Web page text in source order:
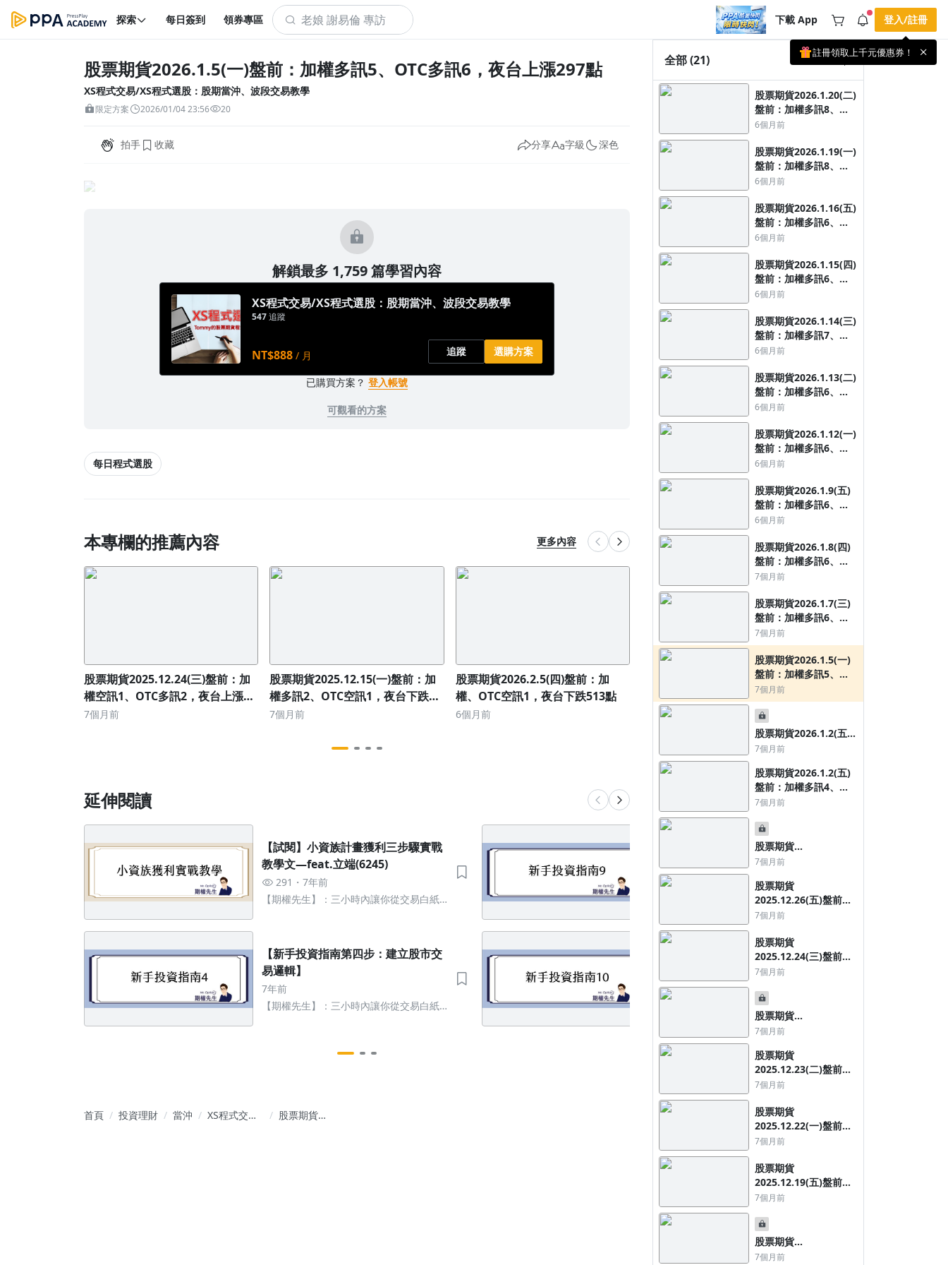
探索 每日簽到 領券專區 下載 App
下載 APP 領取獎勵，隨時吸收新知識
🌞 PPA 避暑津貼．冷氣房升級｜
期間快閃活動
🥵 酷暑限時快閃｜單筆滿 NT$2,500 現
折 NT$300、再贈最高 2% 點數回饋！
🚀 酷暑來襲．偷偷在冷氣房升級 📈
⭐️ 【冷氣房進修 限時開跑】◾單筆滿
NT$2,500 現折 NT$300◾活動期間：即
日起 - 8/13（只有一週）-📣 酷暑季好康
\ 再加碼 /→ 點數回饋無上限🔥購買任一
課程 or 訂閱✅ 消費即享回饋 1% 點數
✅ 滿 $5,000 回饋 2% 點數🎁 此為 PPA
官方帳號 Line@ 專屬活動，加入好友👉
享有「渠道專屬活動」及「個人化推
查看全部
登入/註冊
註冊領取上千元優惠券！
股票期貨2026.1.5(一)盤前：加權多訊5、OTC多訊6，夜台上漲297點
XS程式交易/XS程式選股：股期當沖、波段交易教學
限定方案 2026/01/04 23:56 20
拍手 收藏 分享 字級 深色
解鎖最多 1,759 篇學習內容
XS程式交易/XS程式選股：股期當沖、波段交易教學
547追蹤
NT$888 / 月 追蹤 選購方案
已購買方案？ 登入帳號
可觀看的方案
每日程式選股
本專欄的推薦內容 更多內容
股票期貨2025.12.24(三)盤前：加
權空訊1、OTC多訊2，夜台上漲
147點
7個月前
股票期貨2025.12.15(一)盤前：加
權多訊2、OTC空訊1，夜台下跌
561點
7個月前
股票期貨2026.2.5(四)盤前：加
權、OTC空訊1，夜台下跌513點
6個月前
股票期貨2025.12.23(二)盤前：加
權空訊1、OTC翻多訊1，夜台小漲
7個月前
股票期貨2026.7.20(一)
延伸閱讀
【試閱】小資族計畫獲利三步驟實戰
教學文—feat.立端(6245)
291
7年前
【期權先生】：三小時內讓你從交易白紙
【新手投資指南第四步：建立股市交
易邏輯】
7年前
【期權先生】：三小時內讓你從交易白紙
【新手投資指南第九步：學會三招讓
你永保戰鬥力】
7年前
【期權先生】：三小時內讓你從交易白紙
快速上手獲利，加薪不求人
【新手投資指南第十步：抓住三個關
鍵讓你融資融券免擔心✊】
108
7年前
【期權先生】：三小時內讓你從交易白紙
快速上手獲利，加薪不求人
首頁 投資理財 當沖
XS程式交
股票期貨
全部(21)
股票期貨2026.1.20(二)
盤前：加權多訊8、
OTC多訊2，夜台下跌
6個月前
股票期貨2026.1.19(一)
盤前：加權多訊8、
OTC多訊2，夜台下跌
6個月前
股票期貨2026.1.16(五)
盤前：加權多訊6、
OTC多訊1，夜台上漲
6個月前
股票期貨2026.1.15(四)
盤前：加權多訊6、
OTC多訊1，夜台下跌
6個月前
股票期貨2026.1.14(三)
盤前：加權多訊7、
OTC多訊1，夜台上漲
6個月前
股票期貨2026.1.13(二)
盤前：加權多訊6、
OTC翻多訊1，夜台上
6個月前
股票期貨2026.1.12(一)
盤前：加權多訊6、
OTC空訊1，夜台上漲
6個月前
股票期貨2026.1.9(五)
盤前：加權多訊6、
OTC空訊1，夜台收平
6個月前
股票期貨2026.1.8(四)
盤前：加權多訊6、
OTC空訊1，夜台下跌
7個月前
股票期貨2026.1.7(三)
盤前：加權多訊6、
OTC空訊1，夜台下跌
24點
7個月前
股票期貨2026.1.5(一)
盤前：加權多訊5、
OTC多訊6，夜台上漲
297點
7個月前
股票期貨2026.1.2(五)
盤後：加權多訊5、
32檔、空訊21檔
7個月前
股票期貨2026.1.2(五)
盤前：加權多訊4、
OTC多訊5，夜台小跌5
7個月前
股票期貨
2025.12.29(一)盤前：
3，夜台上漲31點
7個月前
股票期貨
2025.12.26(五)盤前：
加權翻多訊1、OTC多
7個月前
股票期貨
2025.12.24(三)盤前：
加權空訊1、OTC多訊
7個月前
股票期貨
2025.12.23(二)盤後：
訊12檔、空訊19檔
7個月前
股票期貨
2025.12.23(二)盤前：
加權空訊1、OTC翻多
7個月前
股票期貨
2025.12.22(一)盤前：
加權空訊1、OTC空訊
7個月前
股票期貨
2025.12.19(五)盤前：
加權空訊1、OTC空訊
7個月前
股票期貨
2025.12.18(四)盤後：
7個月前